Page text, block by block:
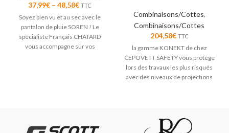
37,99€ – 48,58€ TTC
Soyez bien vu et au sec avec le
pantalon de pluie SOREN ! Le
spécialiste Français CHATARD
vous accompagne sur vos
Combinaisons/Cottes,
Combinaisons/Cottes
204,58€ TTC
la gamme KONEKT de chez
CEPOVETT SAFETY vous protège
lors des travaux les plus risqués
avec des niveaux de projections